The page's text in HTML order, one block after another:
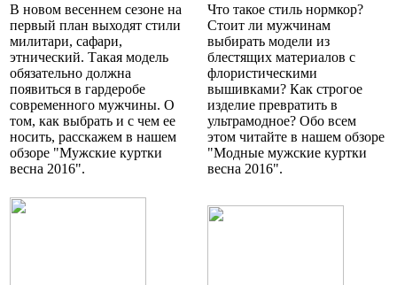
В новом весеннем сезоне на
первый план выходят стили
милитари, сафари,
этнический. Такая модель
обязательно должна
появиться в гардеробе
современного мужчины. О
том, как выбрать и с чем ее
носить, расскажем в нашем
обзоре "Мужские куртки
весна 2016".
Что такое стиль нормкор?
Стоит ли мужчинам
выбирать модели из
блестящих материалов с
флористическими
вышивками? Как строгое
изделие превратить в
ультрамодное? Обо всем
этом читайте в нашем обзоре
"Модные мужские куртки
весна 2016".